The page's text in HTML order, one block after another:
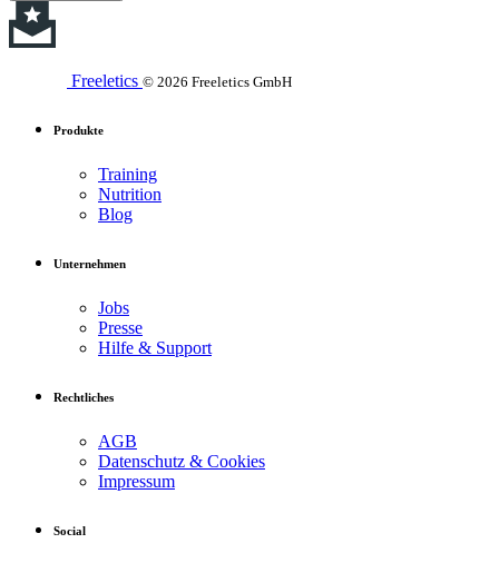
Freeletics © 2026 Freeletics GmbH
Produkte
Training
Nutrition
Blog
Unternehmen
Jobs
Presse
Hilfe & Support
Rechtliches
AGB
Datenschutz & Cookies
Impressum
Social